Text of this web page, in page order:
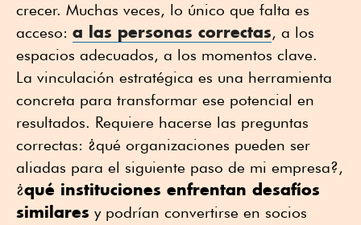
crecer. Muchas veces, lo único que falta es
acceso: a las personas correctas, a los
espacios adecuados, a los momentos clave.
La vinculación estratégica es una herramienta
concreta para transformar ese potencial en
resultados. Requiere hacerse las preguntas
correctas: ¿qué organizaciones pueden ser
aliadas para el siguiente paso de mi empresa?,
¿qué instituciones enfrentan desafíos
similares y podrían convertirse en socios